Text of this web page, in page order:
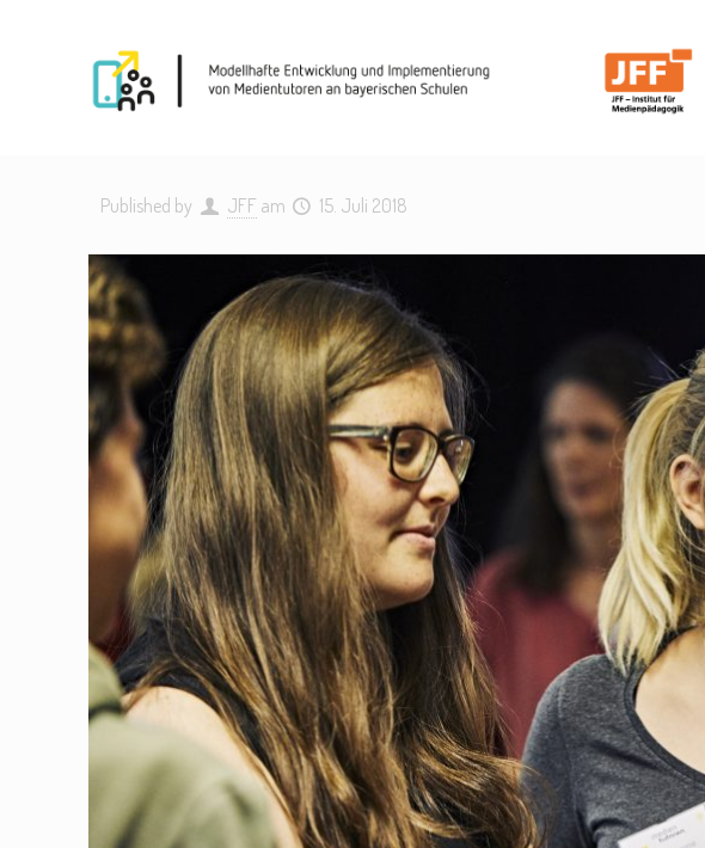
Published by JFF am 15. Juli 2018